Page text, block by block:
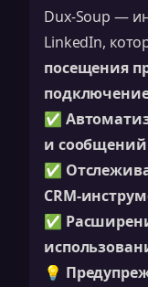
Dux-Soup —
LinkedIn,
посещения
✅
и
✅
CRM-
✅
💡